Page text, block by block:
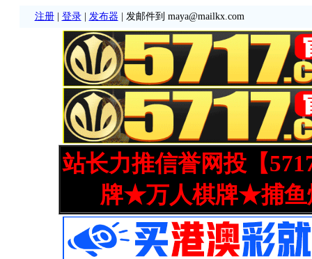
注册| 登录| 发布器 | 发邮件到 maya@mailkx.com
站长力推信誉网投【
牌★万人棋牌★捕鱼